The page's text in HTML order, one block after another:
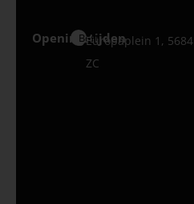
Openingstijden
Best
Europaplein 1, 5684
ZC